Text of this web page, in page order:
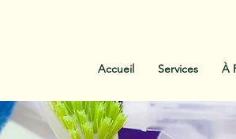
Accueil Services À